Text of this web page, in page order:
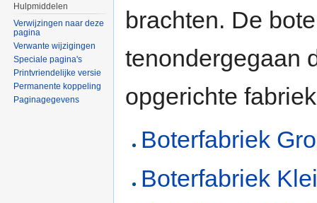
brachten. De
tenondergegaan
opgerichte
Boterfabriek
Boterfabriek
Hulpmiddelen
Verwijzingen naar deze
pagina
Verwante wijzigingen
Speciale pagina's
Printvriendelijke versie
Permanente koppeling
Paginagegevens